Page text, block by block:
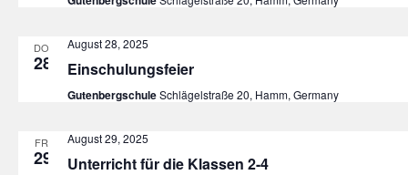
DO.
28
August 28, 2025
Einschulungsfeier
GutenbergschuleSchlägelstraße 20, Hamm, Germany
FR.
29
August 29, 2025
Unterricht für die Klassen 2-4